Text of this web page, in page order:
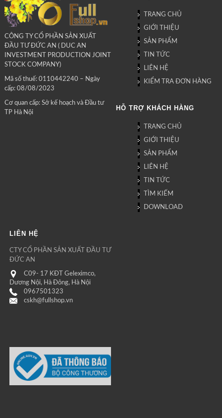
CÔNG TY CỔ PHẦN SẢN XUẤT
ĐẦU TƯ ĐỨC AN ( DUC AN
INVESTMENT PRODUCTION JOINT
STOCK COMPANY)
Mã số thuế: 0110442240 – Ngày
cấp: 08/08/2023
Cơ quan cấp: Sở kế hoạch và Đầu tư
TP Hà Nội
TRANG CHỦ
GIỚI THIỆU
SẢN PHẨM
TIN TỨC
LIÊN HỆ
KIỂM TRA ĐƠN HÀNG
HỖ TRỢ KHÁCH HÀNG
TRANG CHỦ
GIỚI THIỆU
SẢN PHẨM
LIÊN HỆ
TIN TỨC
TÌM KIẾM
DOWNLOAD
LIÊN HỆ
CTY CỔ PHẦN SẢN XUẤT ĐẦU TƯ
ĐỨC AN
C09- 17 KĐT Geleximco,
Dương Nội, Hà Đông, Hà Nội
0967501323
cskh@fullshop.vn